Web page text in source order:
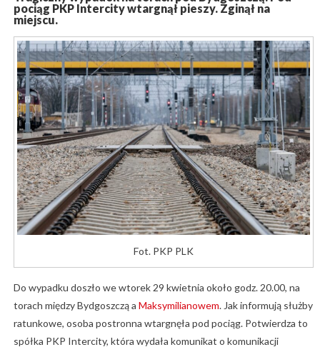
pociąg PKP Intercity wtargnął pieszy. Zginął na
miejscu.
Fot. PKP PLK
Do wypadku doszło we wtorek 29 kwietnia około godz. 20.00, na
torach między Bydgoszczą a Maksymilianowem. Jak informują służby
ratunkowe, osoba postronna wtargnęła pod pociąg. Potwierdza to
spółka PKP Intercity, która wydała komunikat o komunikacji